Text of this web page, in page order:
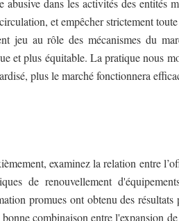
abusive dans les activités des entités
et empêcher strictement
jeu au rôle des mécanismes du
et plus équitable. La pratique nous
plus le marché fonctionnera
examinez la relation entre
de renouvellement
promues ont obtenu des
combinaison entre l'expansion